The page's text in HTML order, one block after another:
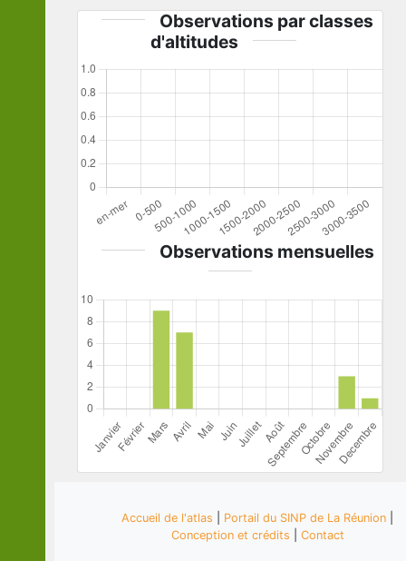
Observations par classes
d'altitudes
Observations mensuelles
Accueil de l'atlas Portail du SINP de La Réunion
Conception et crédits
Contact